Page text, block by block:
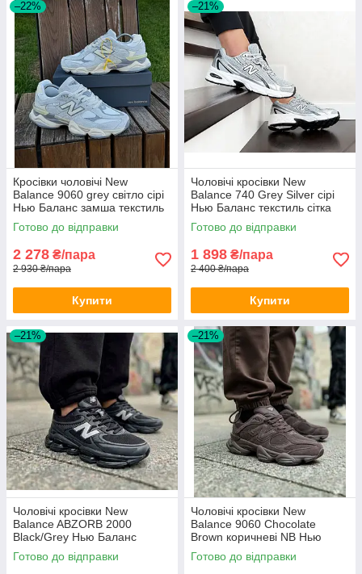
–22%
Кросівки чоловічі New
Balance 9060 grey світло сірі
Нью Баланс замша текстиль
весна літо
Готово до відправки
2 278 ₴/пара
2 930 ₴/пара
Купити
–21%
Чоловічі кросівки New
Balance 740 Grey Silver сірі
Нью Баланс текстиль сітка
дихаючі весна літо для
хлопців
Готово до відправки
1 898 ₴/пара
2 400 ₴/пара
Купити
–21%
Чоловічі кросівки New
Balance ABZORB 2000
Black/Grey Нью Баланс
чорно-сірі Нб 2000 весна літо
Готово до відправки
–21%
Чоловічі кросівки New
Balance 9060 Chocolate
Brown коричневі NB Нью
Баланс НБ замшеві
Готово до відправки